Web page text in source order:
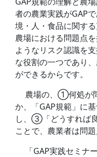
者の農業実践がGAP
境・人・食品に関す
農場における問題点
ようなリスク認識を
な役割の一つであり
ができるからです。
農場の、①何処が
か、「GAP規範」に
し、③「どうすれば
ことで、農業者は問
「GAP実践セミナ